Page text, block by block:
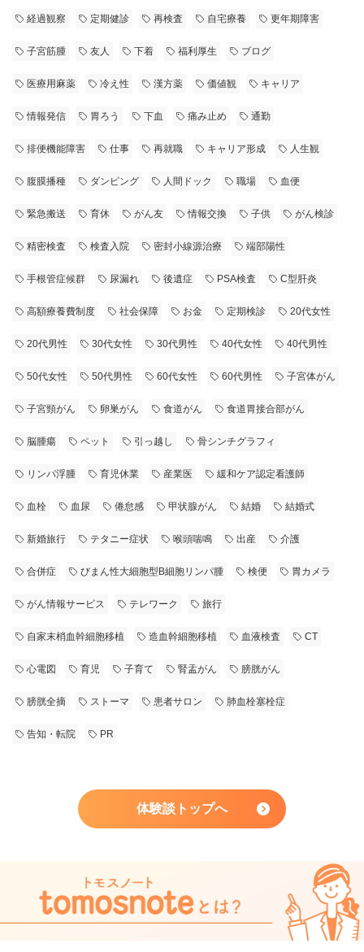
経過観察 定期健診 再検査 自宅療養 更年期障害
子宮筋腫 友人 下着 福利厚生 ブログ
医療用麻薬 冷え性 漢方薬 価値観 キャリア
情報発信 胃ろう 下血 痛み止め 通勤
排便機能障害 仕事 再就職 キャリア形成 人生観
腹膜播種 ダンピング 人間ドック 職場 血便
緊急搬送 育休 がん友 情報交換 子供 がん検診
精密検査 検査入院 密封小線源治療 端部陽性
手根管症候群 尿漏れ 後遺症 PSA検査 C型肝炎
高額療養費制度 社会保障 お金 定期検診 20代女性
20代男性 30代女性 30代男性 40代女性 40代男性
50代女性 50代男性 60代女性 60代男性 子宮体がん
子宮頸がん 卵巣がん 食道がん 食道胃接合部がん
脳腫瘍 ペット 引っ越し 骨シンチグラフィ
リンパ浮腫 育児休業 産業医 緩和ケア認定看護師
血栓 血尿 倦怠感 甲状腺がん 結婚 結婚式
新婚旅行 テタニー症状 喉頭喘鳴 出産 介護
合併症 びまん性大細胞型B細胞リンパ腫 検便 胃カメラ
がん情報サービス テレワーク 旅行
自家末梢血幹細胞移植 造血幹細胞移植 血液検査 CT
心電図 育児 子育て 腎盂がん 膀胱がん
膀胱全摘 ストーマ 患者サロン 肺血栓塞栓症
告知・転院 PR
体験談トップへ